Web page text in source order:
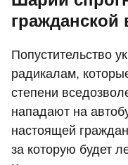
Попустительство
радикалам,
степени
нападают на
настоящей
за которую будет